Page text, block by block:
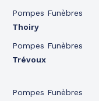
Pompes Funèbres
Thoiry
Pompes Funèbres
Trévoux
Pompes Funèbres